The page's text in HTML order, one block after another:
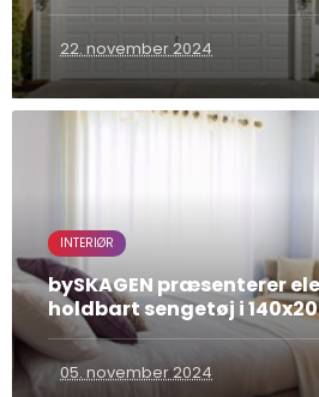
22. november 2024
INTERIØR
bySKAGEN præsenterer
holdbart sengetøj i
05. november 2024